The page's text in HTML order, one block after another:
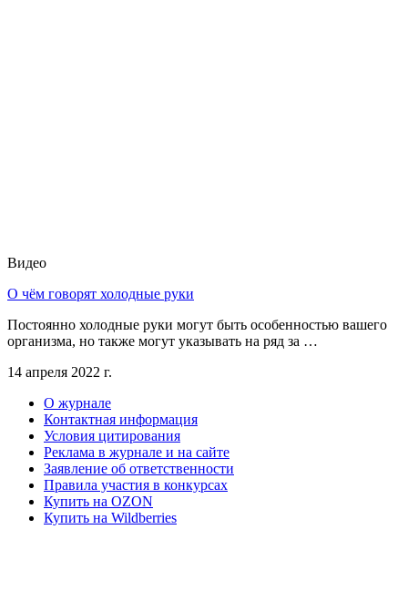
Видео
О чём говорят холодные руки
Постоянно холодные руки могут быть особенностью вашего
организма, но также могут указывать на ряд за …
14 апреля 2022 г.
О журнале
Контактная информация
Условия цитирования
Реклама в журнале и на сайте
Заявление об ответственности
Правила участия в конкурсах
Купить на OZON
Купить на Wildberries